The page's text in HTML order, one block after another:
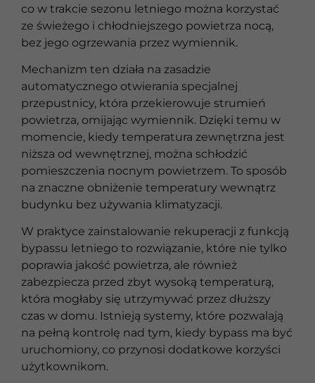
co w trakcie sezonu letniego można korzystać
ze świeżego i chłodniejszego powietrza nocą,
bez jego ogrzewania przez wymiennik.
Mechanizm ten działa na zasadzie
automatycznego otwierania specjalnej
przepustnicy, która przekierowuje strumień
powietrza, omijając wymiennik. Dzięki temu w
momencie, kiedy temperatura zewnętrzna jest
niższa od wewnętrznej, można schłodzić
pomieszczenia nocnym powietrzem. To sposób
na znaczne obniżenie temperatury wewnątrz
budynku bez używania klimatyzacji.
W praktyce zainstalowanie rekuperacji z funkcją
bypassu letniego to rozwiązanie, które nie tylko
poprawia jakość powietrza, ale również
zabezpiecza przed zbyt wysoką temperaturą,
która mogłaby się utrzymywać przez dłuższy
czas w domu. Istnieją systemy, które pozwalają
na pełną kontrolę nad tym, kiedy bypass ma być
uruchomiony, co przynosi dodatkowe korzyści
użytkownikom.